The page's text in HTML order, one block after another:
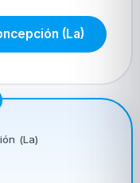
(La)
(La)